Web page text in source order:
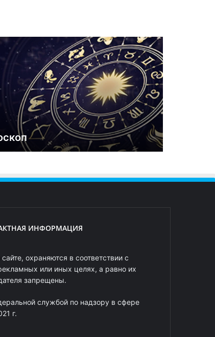
ИНФОРМАЦИЯ
охраняются в соответствии с
или иных целях, а равно их
запрещены.
службой по надзору в сфере
г.